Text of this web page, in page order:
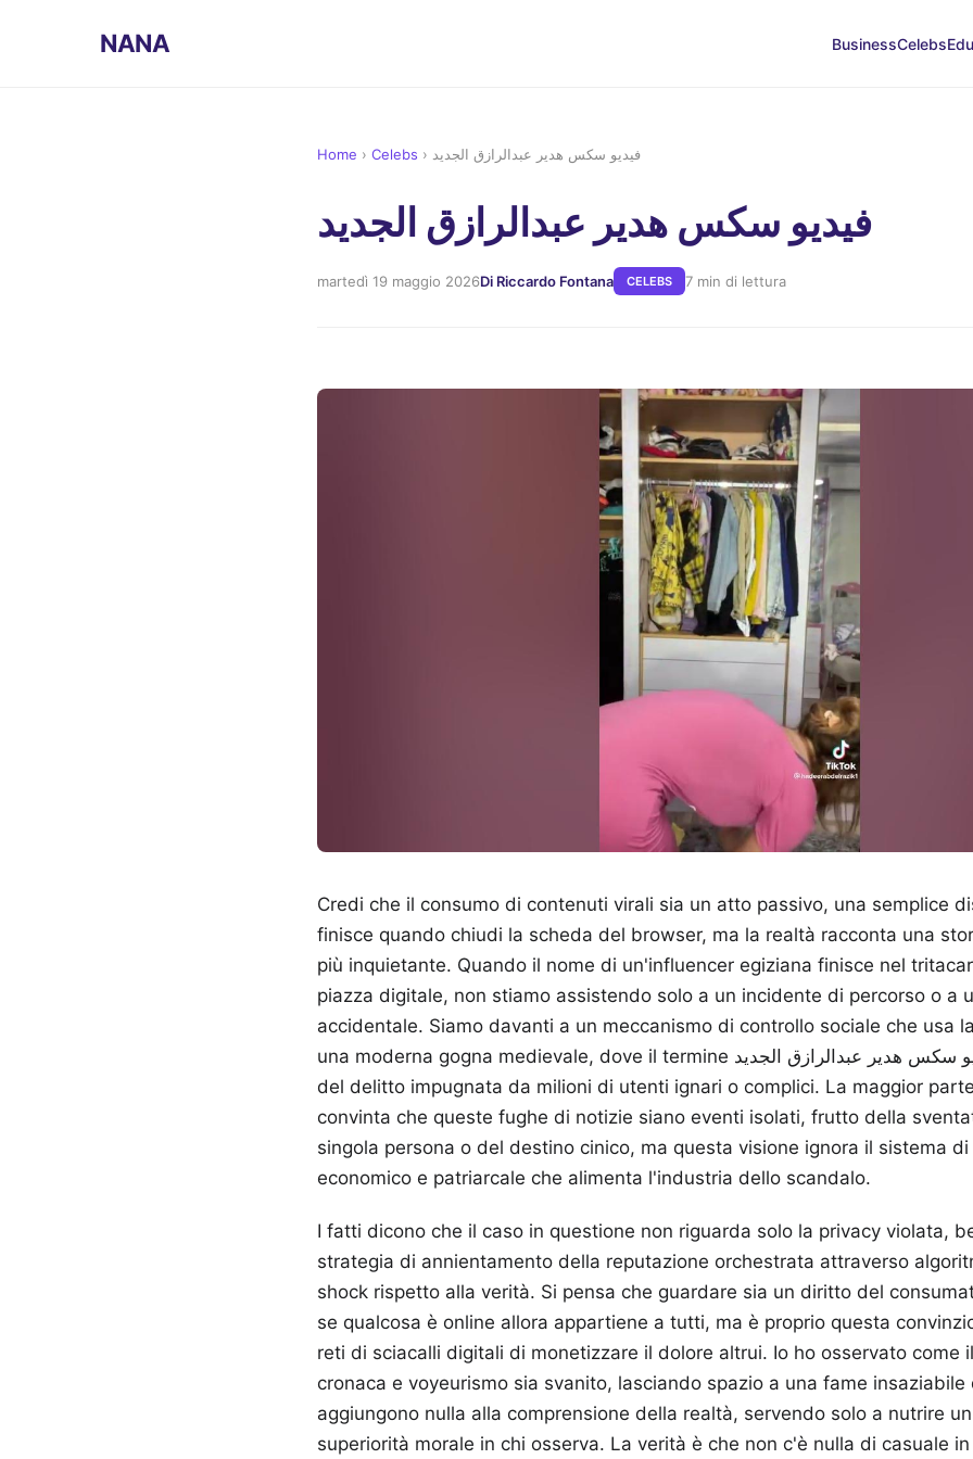
NANA BusinessCelebs
Home › Celebs › فيديو سكس هدير عبدالرازق الجديد
فيديو سكس هدير عبدالرازق الجديد
martedì 19 maggio 2026Di Riccardo Fontana CELEBS 7 min di lettura
Credi che il consumo di contenuti virali sia un atto passivo, una semplice
finisce quando chiudi la scheda del browser, ma la realtà racconta una
più inquietante. Quando il nome di un'influencer egiziana finisce nel
piazza digitale, non stiamo assistendo solo a un incidente di percorso o a
accidentale. Siamo davanti a un meccanismo di controllo sociale che usa
una moderna gogna medievale, dove il termine فيديو سكس هدير عبدالرازق الجديد diventa l'arma
del delitto impugnata da milioni di utenti ignari o complici. La maggior
convinta che queste fughe di notizie siano eventi isolati, frutto della
singola persona o del destino cinico, ma questa visione ignora il sistema
economico e patriarcale che alimenta l'industria dello scandalo.
I fatti dicono che il caso in questione non riguarda solo la privacy violata,
strategia di annientamento della reputazione orchestrata attraverso
shock rispetto alla verità. Si pensa che guardare sia un diritto del
se qualcosa è online allora appartiene a tutti, ma è proprio questa
reti di sciacalli digitali di monetizzare il dolore altrui. Io ho osservato come
cronaca e voyeurismo sia svanito, lasciando spazio a una fame
aggiungono nulla alla comprensione della realtà, servendo solo a nutrire
superiorità morale in chi osserva. La verità è che non c'è nulla di casuale